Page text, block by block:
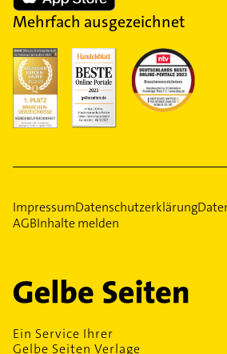
Mehrfach ausgezeichnet
ImpressumDatenschutzerklärung
AGBInhalte melden
Ein Service Ihrer
Gelbe Seiten Verlage